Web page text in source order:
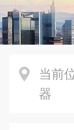
当前
器